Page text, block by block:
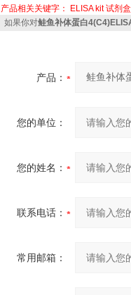
产品相关关键字： ELISA kit 试剂盒
如果你对鲑鱼补体蛋白
产品：
您的单位：
您的姓名：
联系电话：
常用邮箱：